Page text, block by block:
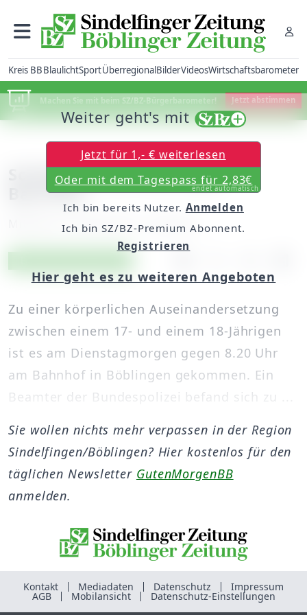
Kreis BBBlaulichtSportÜberregionalBilderVideosWirtschaftsbarometer
Machen Sie mit beim SZ/BZ-Bürgerbarometer! Jetzt abstimmen
Schlägerei am Böblinger
Bahnhof
Mittwoch, 24. Mai 2017, 12:28 Uhr
Zu einer körperlichen Auseinandersetzung
zwischen einem 17- und einem 18-Jährigen
ist es am Dienstagmorgen gegen 8.20 Uhr
am Bahnhof in Böblingen gekommen. Ein
Beamter der Bundespolizei befand sich zu ...
Weiter geht's mit
Jetzt für 1,- € weiterlesen
Oder mit dem Tagespass für 2,83€
endet automatisch
Ich bin bereits Nutzer. Anmelden
Ich bin SZ/BZ-Premium Abonnent.
Registrieren
Hier geht es zu weiteren Angeboten
Sie wollen nichts mehr verpassen in der Region
Sindelfingen/Böblingen? Hier kostenlos für den
täglichen Newsletter GutenMorgenBB
anmelden.
Kontakt Mediadaten Datenschutz Impressum
AGB Mobilansicht Datenschutz-Einstellungen